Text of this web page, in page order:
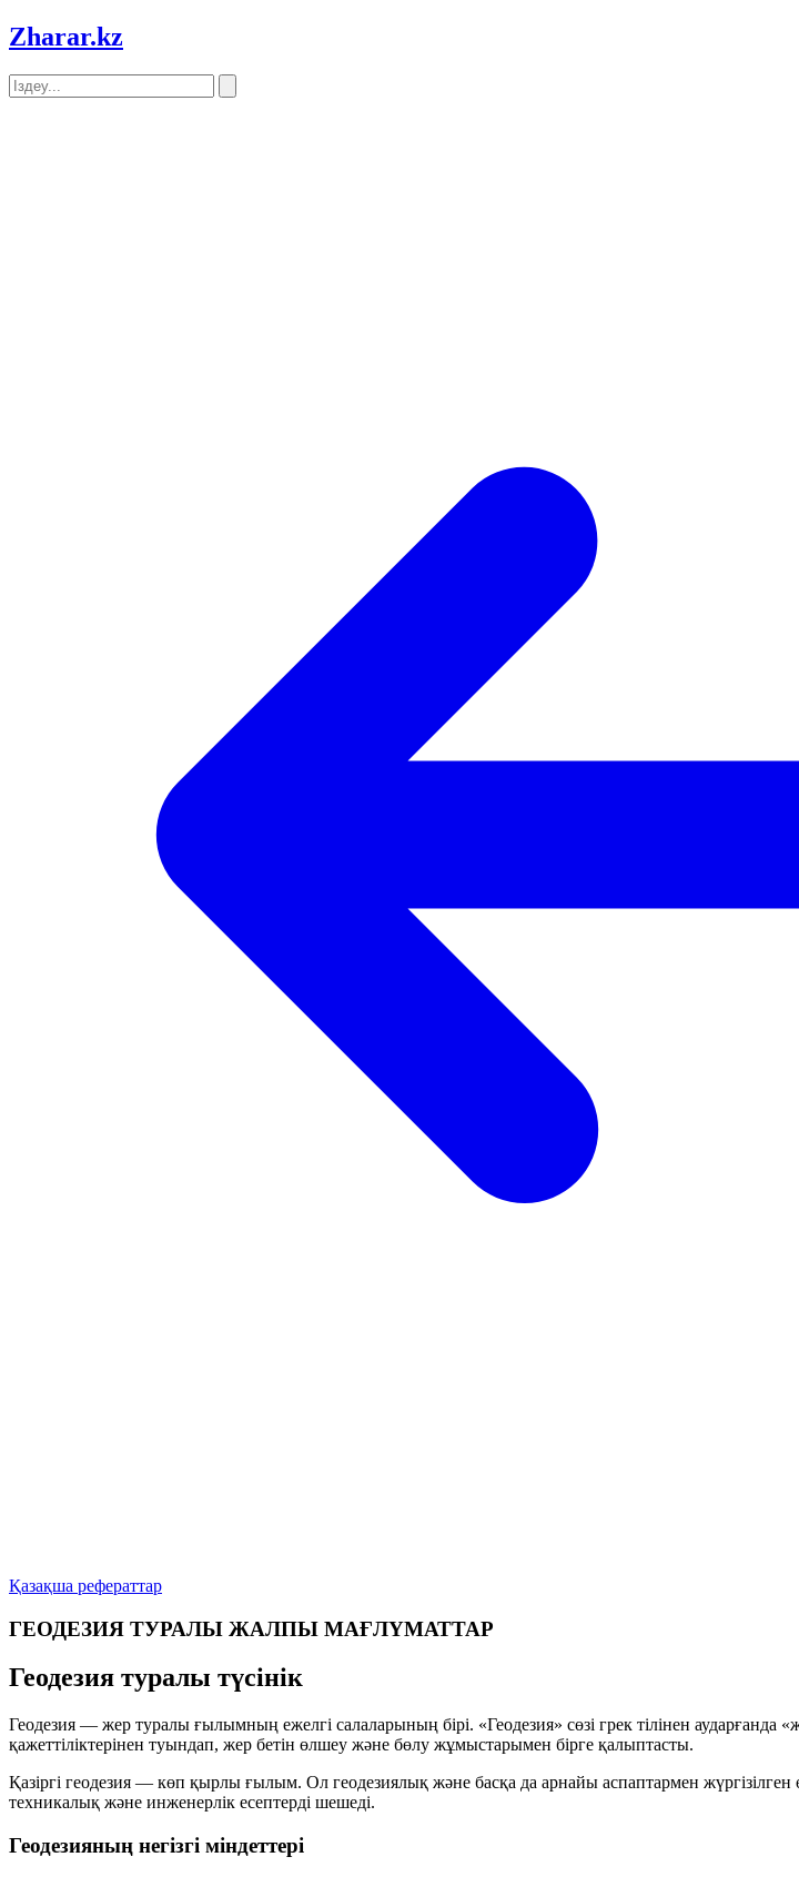
Zharar.kz
Қазақша рефераттар
ГЕОДЕЗИЯ ТУРАЛЫ ЖАЛПЫ МАҒЛҮМАТТАР
Геодезия туралы түсінік
Геодезия — жер туралы ғылымның ежелгі салаларының бірі. «Геодезия» сөзі грек тілінен
қажеттіліктерінен туындап, жер бетін өлшеу және бөлу жұмыстарымен бірге қалыптасты.
Қазіргі геодезия — көп қырлы ғылым. Ол геодезиялық және басқа да арнайы аспаптармен
техникалық және инженерлік есептерді шешеді.
Геодезияның негізгі міндеттері